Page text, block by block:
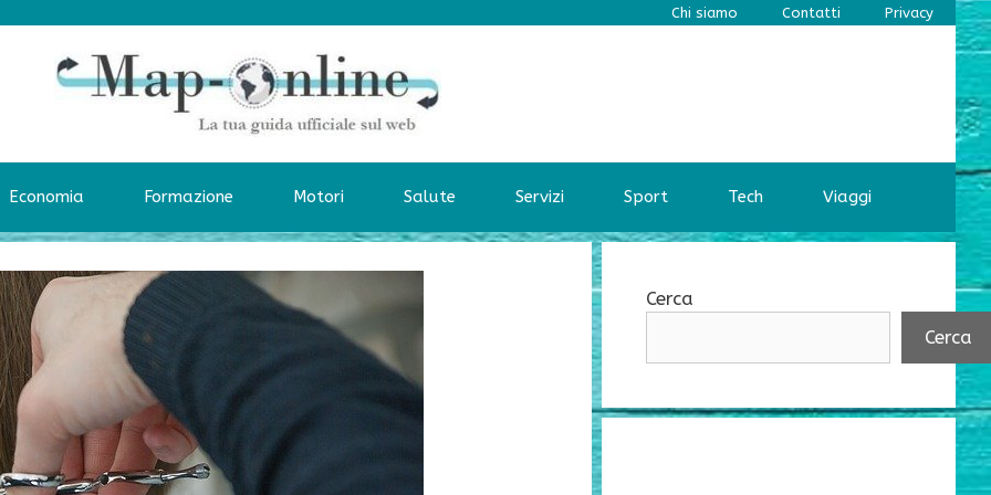
Chi siamo Contatti Privacy
Economia Formazione Motori Salute Servizi Sport Tech Viaggi
Cerca
Cerca